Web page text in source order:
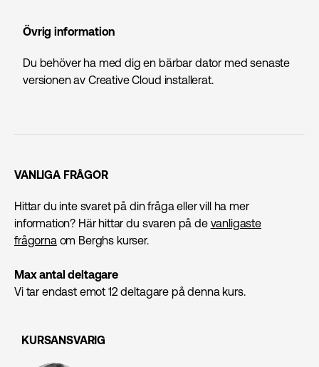
Övrig information
Du behöver ha med dig en bärbar dator med senaste
versionen av Creative Cloud installerat.
VANLIGA FRÅGOR
Hittar du inte svaret på din fråga eller vill ha mer
information? Här hittar du svaren på de vanligaste
frågornaom Berghs kurser.
Max antal deltagare
Vi tar endast emot 12 deltagare på denna kurs.
KURSANSVARIG